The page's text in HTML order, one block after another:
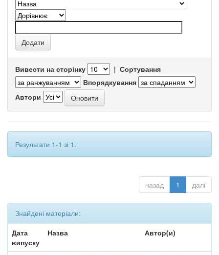
Вивести на сторінку | Сортування
Впорядкування
Автори
Результати 1-1 зі 1.
назад 1 далі
Знайдені матеріали:
Дата
випуску
Назва Автор(и)